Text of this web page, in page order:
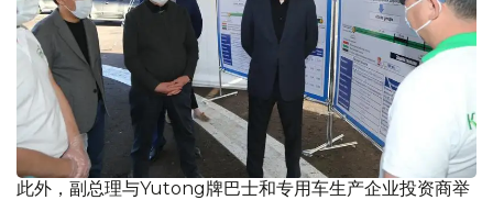
此外，副总理与Yutong牌巴士和专用车生产企业投资商举